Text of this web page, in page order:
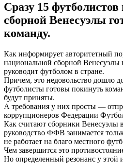
Сразу 15
сборной Венесуэлы
команду.
Как информирует авторитетный
национальной сборной Венесуэлы
руководит футболом в стране.
Причем, это недовольство дошло
футболисты готовы покинуть
будут приняты.
А требования у них просты —
коррупционеров Федерации
Как считают сборники Венесуэлы
руководство ФФВ занимается
не работает на благо местного
Чем завершится это
Но определенный резонанс у этой